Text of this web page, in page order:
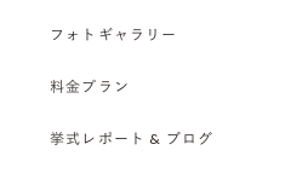
フォトギャラリー
料金プラン
挙式レポート & ブログ